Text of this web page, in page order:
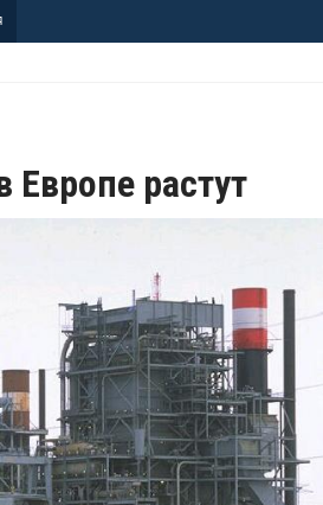
растут